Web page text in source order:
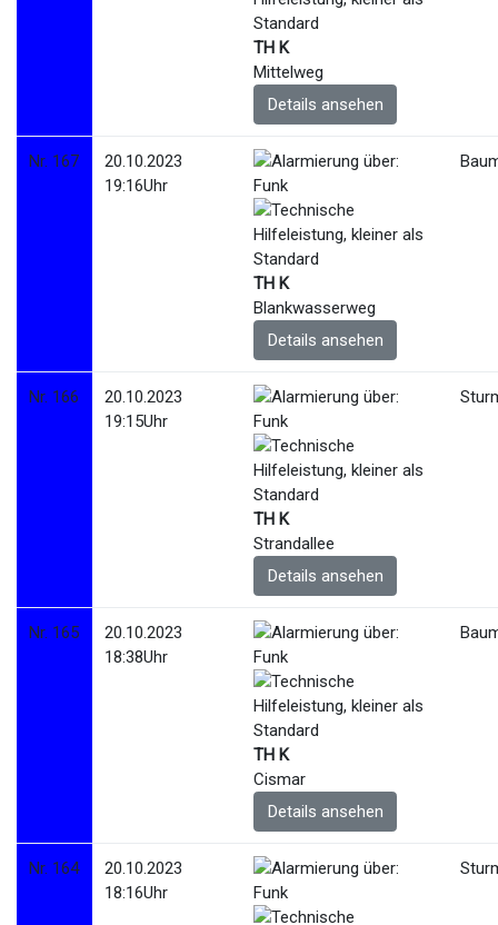
TH K
Mittelweg
Details ansehen
Nr. 167
20.10.2023
19:16Uhr
TH K
Blankwasserweg
Details ansehen
Nr. 166
20.10.2023
19:15Uhr
TH K
Strandallee
Details ansehen
Nr. 165
20.10.2023
18:38Uhr
TH K
Cismar
Details ansehen
Nr. 164
20.10.2023
18:16Uhr